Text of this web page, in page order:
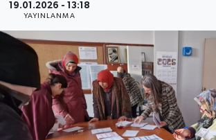
19.01.2026 - 13:18
YAYINLANMA
Gündem
Kültür Sanat
Magazin
Politika